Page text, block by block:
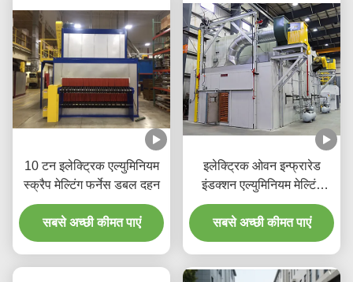
10 टन इलेक्ट्रिक एल्युमिनियम
स्क्रैप मेल्टिंग फर्नेस डबल दहन
सबसे अच्छी कीमत पाएं
इलेक्ट्रिक ओवन इन्फ्रारेड
इंडक्शन एल्युमिनियम मेल्टिंग
मशीन
सबसे अच्छी कीमत पाएं